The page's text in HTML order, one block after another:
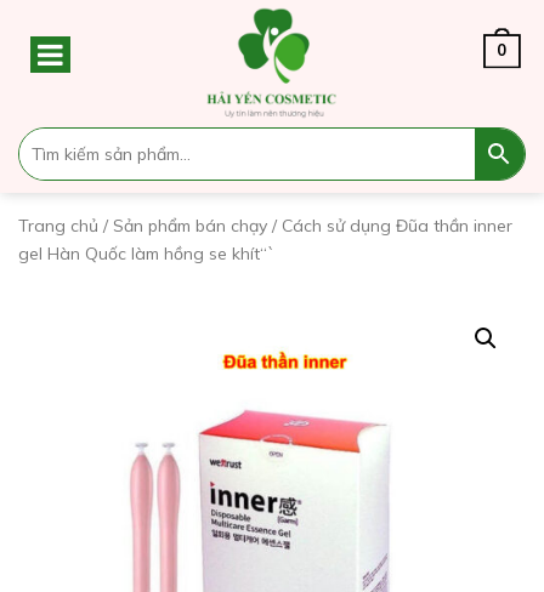
0
Trang chủ / Sản phẩm bán chạy / Cách sử dụng Đũa thần inner
gel Hàn Quốc làm hồng se khít“`